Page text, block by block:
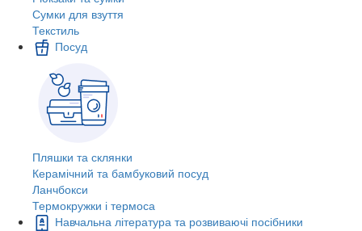
Сумки для взуття
Текстиль
Посуд
Пляшки та склянки
Керамічний та бамбуковий посуд
Ланчбокси
Термокружки і термоса
Навчальна література та розвиваючі посібники